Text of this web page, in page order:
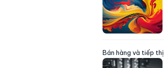
Bán hàng và tiếp thị